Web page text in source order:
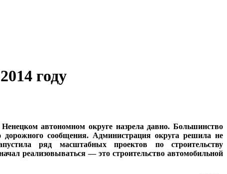
году
автономном округе назрела давно. Большинство
сообщения. Администрация округа решила не
ряд масштабных проектов по строительству
реализовываться — это строительство автомобильной